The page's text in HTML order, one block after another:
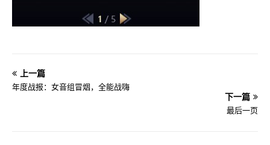
上一篇
年度战报：女音组冒烟，全能战嗨
下一篇
最后一页